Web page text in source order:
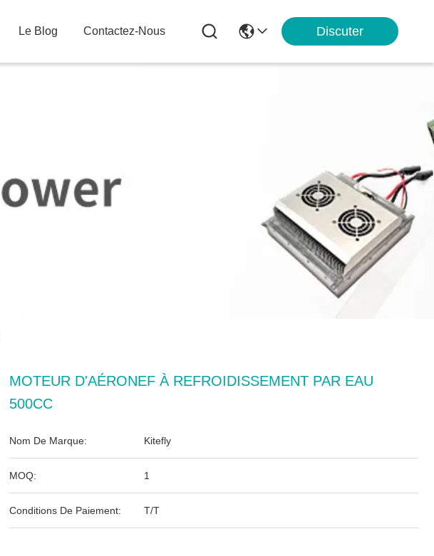
Le Blog Contactez-Nous Discuter
MOTEUR D'AÉRONEF À REFROIDISSEMENT PAR EAU
500CC
Nom De Marque: Kitefly
MOQ: 1
Conditions De Paiement: T/T